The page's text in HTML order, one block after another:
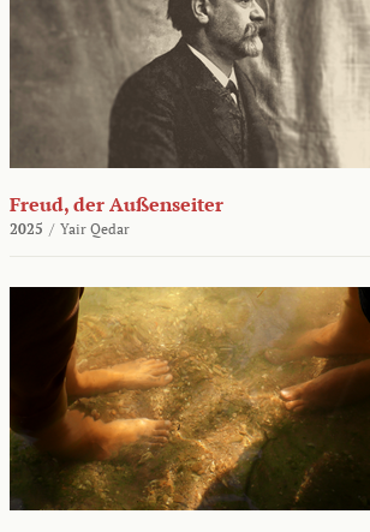
Freud, der Außenseiter
2025 / Yair Qedar